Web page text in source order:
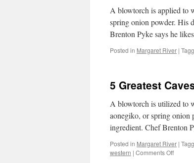
A blowtorch is applied to
spring onion powder. His
Brenton Pyke says he
Posted in Margaret River |
5 Greatest
A blowtorch is utilized to
aonegiko, or spring onion
ingredient. Chef Brenton
Posted in Margaret River |
western | Comments Offon